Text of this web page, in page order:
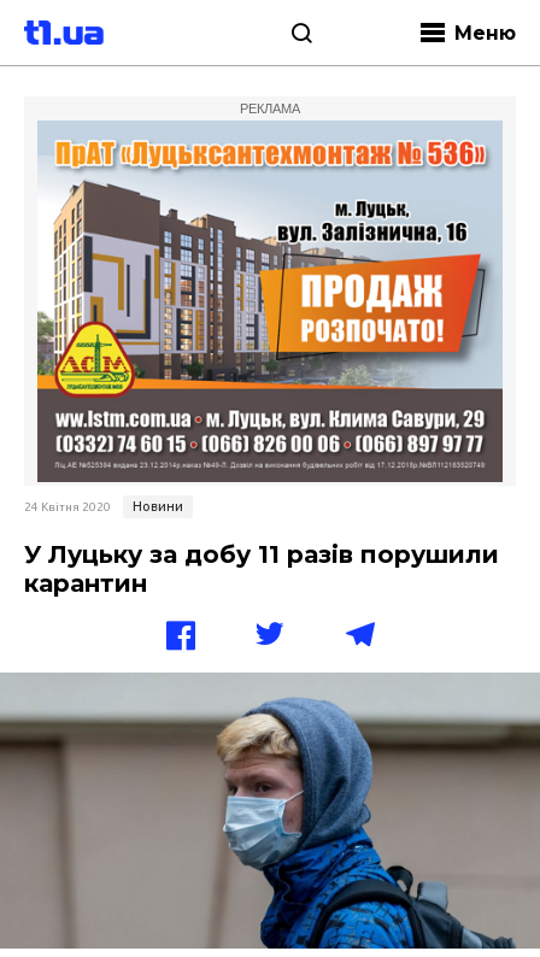
Меню
РЕКЛАМА
24 Квітня 2020 Новини
У Луцьку за добу 11 разів порушили
карантин